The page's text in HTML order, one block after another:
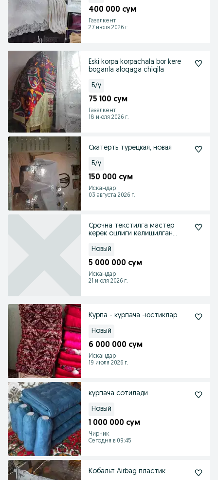
400 000 сум
Газалкент
27 июля 2026 г.
Eski korpa korpachala bor kere
boganla aloqaga chiqila
Б/у
75 100 сум
Газалкент
18 июля 2026 г.
Скатерть турецкая, новая
Б/у
150 000 сум
Искандар
03 августа 2026 г.
Срочна текстилга мастер
керек оцлиги келишилган
Новый
5 000 000 сум
Искандар
21 июля 2026 г.
Курпа - курпача -юстиклар
Новый
6 000 000 сум
Искандар
19 июля 2026 г.
курпача сотилади
Новый
1 000 000 сум
Чирчик
Сегодня в 09:45
Кобальт Airbag пластик